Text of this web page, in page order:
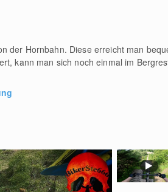
der Hornbahn. Diese erreicht man
kann man sich noch einmal im